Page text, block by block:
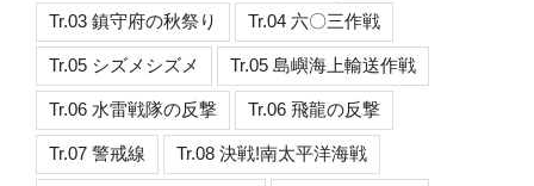
Tr.03 鎮守府の秋祭り Tr.04 六〇三作戦
Tr.05 シズメシズメ Tr.05 島嶼海上輸送作戦
Tr.06 水雷戦隊の反撃 Tr.06 飛龍の反撃
Tr.07 警戒線 Tr.08 決戦!南太平洋海戦